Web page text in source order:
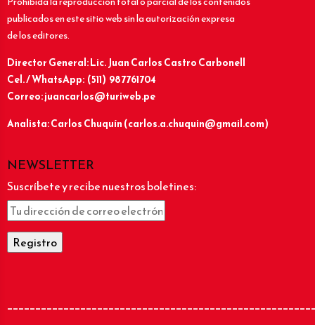
publicados en este sitio web sin la autorización expresa
de los editores.
Director General: Lic.Juan Carlos Castro Carbonell
Cel. / WhatsApp: (511) 987761704
Correo: juancarlos@turiweb.pe
Analista: Carlos Chuquín (carlos.a.chuquin@gmail.com)
NEWSLETTER
Suscríbete y recibe nuestros boletines: